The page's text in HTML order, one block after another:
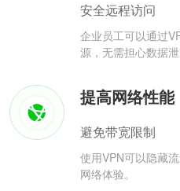
安全远程访问
企业员工可以通过
源，无需担心数据泄
提高网络性能
避免带宽限制
使用VPN可以隐藏
网络体验。